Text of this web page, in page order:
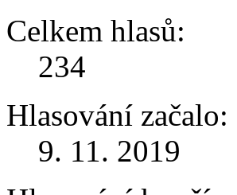
Celkem hlasů:
234
Hlasování začalo:
9. 11. 2019